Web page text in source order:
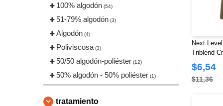
100% algodón (54)
51-79% algodón (3)
Algodón (4)
Poliviscosa (3)
50/50 algodón-poliéster (12)
50% algodón - 50% poliéster (1)
tratamiento
Next
Triblend
$6,54
$11,36